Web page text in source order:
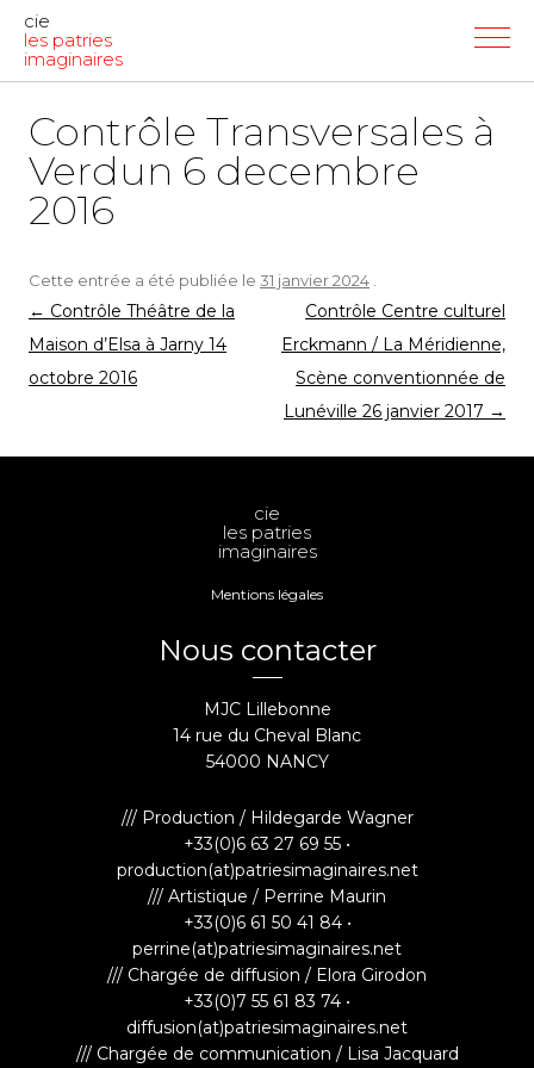
cie
les patries
imaginaires
Contrôle Transversales à
Verdun 6 decembre
2016
Cette entrée a été publiée le 31 janvier 2024
Navigation
des
articles
← Contrôle Théâtre de la
Maison d’Elsa à Jarny 14
octobre 2016
Contrôle Centre culturel
Erckmann / La Méridienne,
Scène conventionnée de
Lunéville 26 janvier 2017 →
cie
les patries
imaginaires
Mentions légales
Nous contacter
MJC Lillebonne
14 rue du Cheval Blanc
54000 NANCY
/// Production / Hildegarde Wagner
+33(0)6 63 27 69 55 •
production(at)patriesimaginaires.net
/// Artistique / Perrine Maurin
+33(0)6 61 50 41 84 •
perrine(at)patriesimaginaires.net
/// Chargée de diffusion / Elora Girodon
+33(0)7 55 61 83 74 •
diffusion(at)patriesimaginaires.net
/// Chargée de communication / Lisa Jacquard